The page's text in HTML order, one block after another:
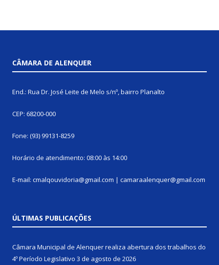
CÂMARA DE ALENQUER
End.: Rua Dr. José Leite de Melo s/nº, bairro Planalto
CEP: 68200-000
Fone: (93) 99131-8259
Horário de atendimento: 08:00 às 14:00
E-mail: cmalqouvidoria@gmail.com | camaraalenquer@gmail.com
ÚLTIMAS PUBLICAÇÕES
Câmara Municipal de Alenquer realiza abertura dos trabalhos do
4º Período Legislativo 3 de agosto de 2026